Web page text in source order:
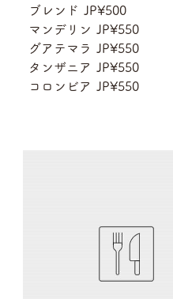
ブレンド JP¥500
マンデリン JP¥550
グアテマラ JP¥550
タンザニア JP¥550
コロンビア JP¥550